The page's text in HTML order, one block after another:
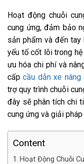
Hoạt động chuỗi
cung ứng, đảm bảo
sản phẩm và đến tay
yếu tố cốt lõi trong
ưu hóa chi phí và
cấpcầu dẫn xe nâng
trợ quy trình chuỗi
đây sẽ phân tích chi
cung ứng và giải
Content
Hoạt Động Chuỗi